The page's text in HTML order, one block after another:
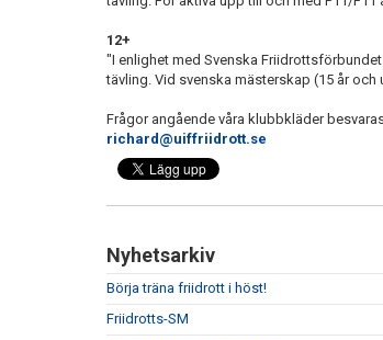
12+
"I enlighet med Svenska
tävling. Vid svenska mästerskap (15 år
Frågor angående våra klubbkläder
richard@uiffriidrott.se
Nyhetsarkiv
Börja träna friidrott i höst!
Friidrotts-SM